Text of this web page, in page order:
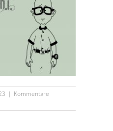
| Kommentare